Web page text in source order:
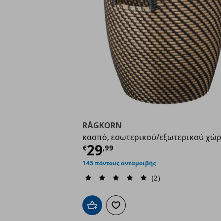
RÅGKORN
κασπό, εσωτερικού/εξωτερικού
€29,99
Τρέχουσα τιμή
145 πόντους ανταμοιβής
(2)
Προσθήκη στο καλάθι
Προσθήκη στα αγαπημένα